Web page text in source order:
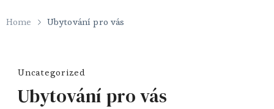
Home Ubytování pro vás
Uncategorized
Ubytování pro vás